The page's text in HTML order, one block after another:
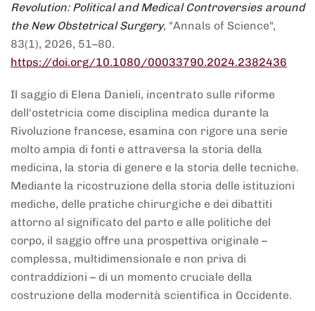
Revolution: Political and Medical Controversies around
the New Obstetrical Surgery, "Annals of Science",
83(1), 2026, 51–80.
https://doi.org/10.1080/00033790.2024.2382436
Il saggio di Elena Danieli, incentrato sulle riforme
dell'ostetricia come disciplina medica durante la
Rivoluzione francese, esamina con rigore una serie
molto ampia di fonti e attraversa la storia della
medicina, la storia di genere e la storia delle tecniche.
Mediante la ricostruzione della storia delle istituzioni
mediche, delle pratiche chirurgiche e dei dibattiti
attorno al significato del parto e alle politiche del
corpo, il saggio offre una prospettiva originale –
complessa, multidimensionale e non priva di
contraddizioni – di un momento cruciale della
costruzione della modernità scientifica in Occidente.